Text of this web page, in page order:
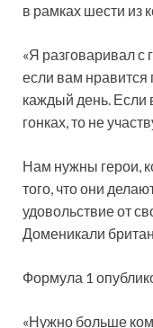
в рамках шести из
«Я разговаривал с
если вам нравится
каждый день. Если
гонках, то не
Нам нужны герои,
того, что они
удовольствие от
Доменикали
Формула 1
«Нужно больше